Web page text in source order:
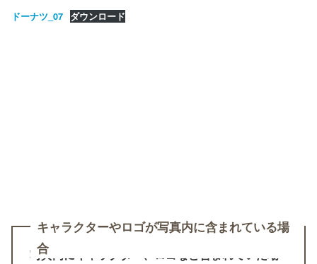
ドーナツ_07 ダウンロード
キャラクターやロゴが写真内に含まれている場
合
写真内にキャラクター、ロゴなど含まれていた場